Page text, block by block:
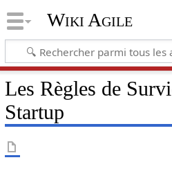
Wiki Agile
Les Règles de
Startup